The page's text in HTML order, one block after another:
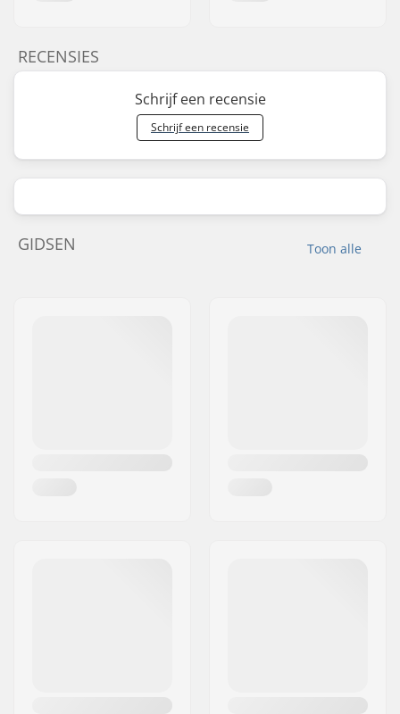
RECENSIES
Schrijf een recensie
Schrijf een recensie
Toon alle
GIDSEN